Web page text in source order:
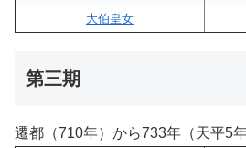
大伯皇女
第三期
遷都（710年）から733年（天平5